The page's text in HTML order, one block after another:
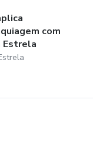
com
Estrela